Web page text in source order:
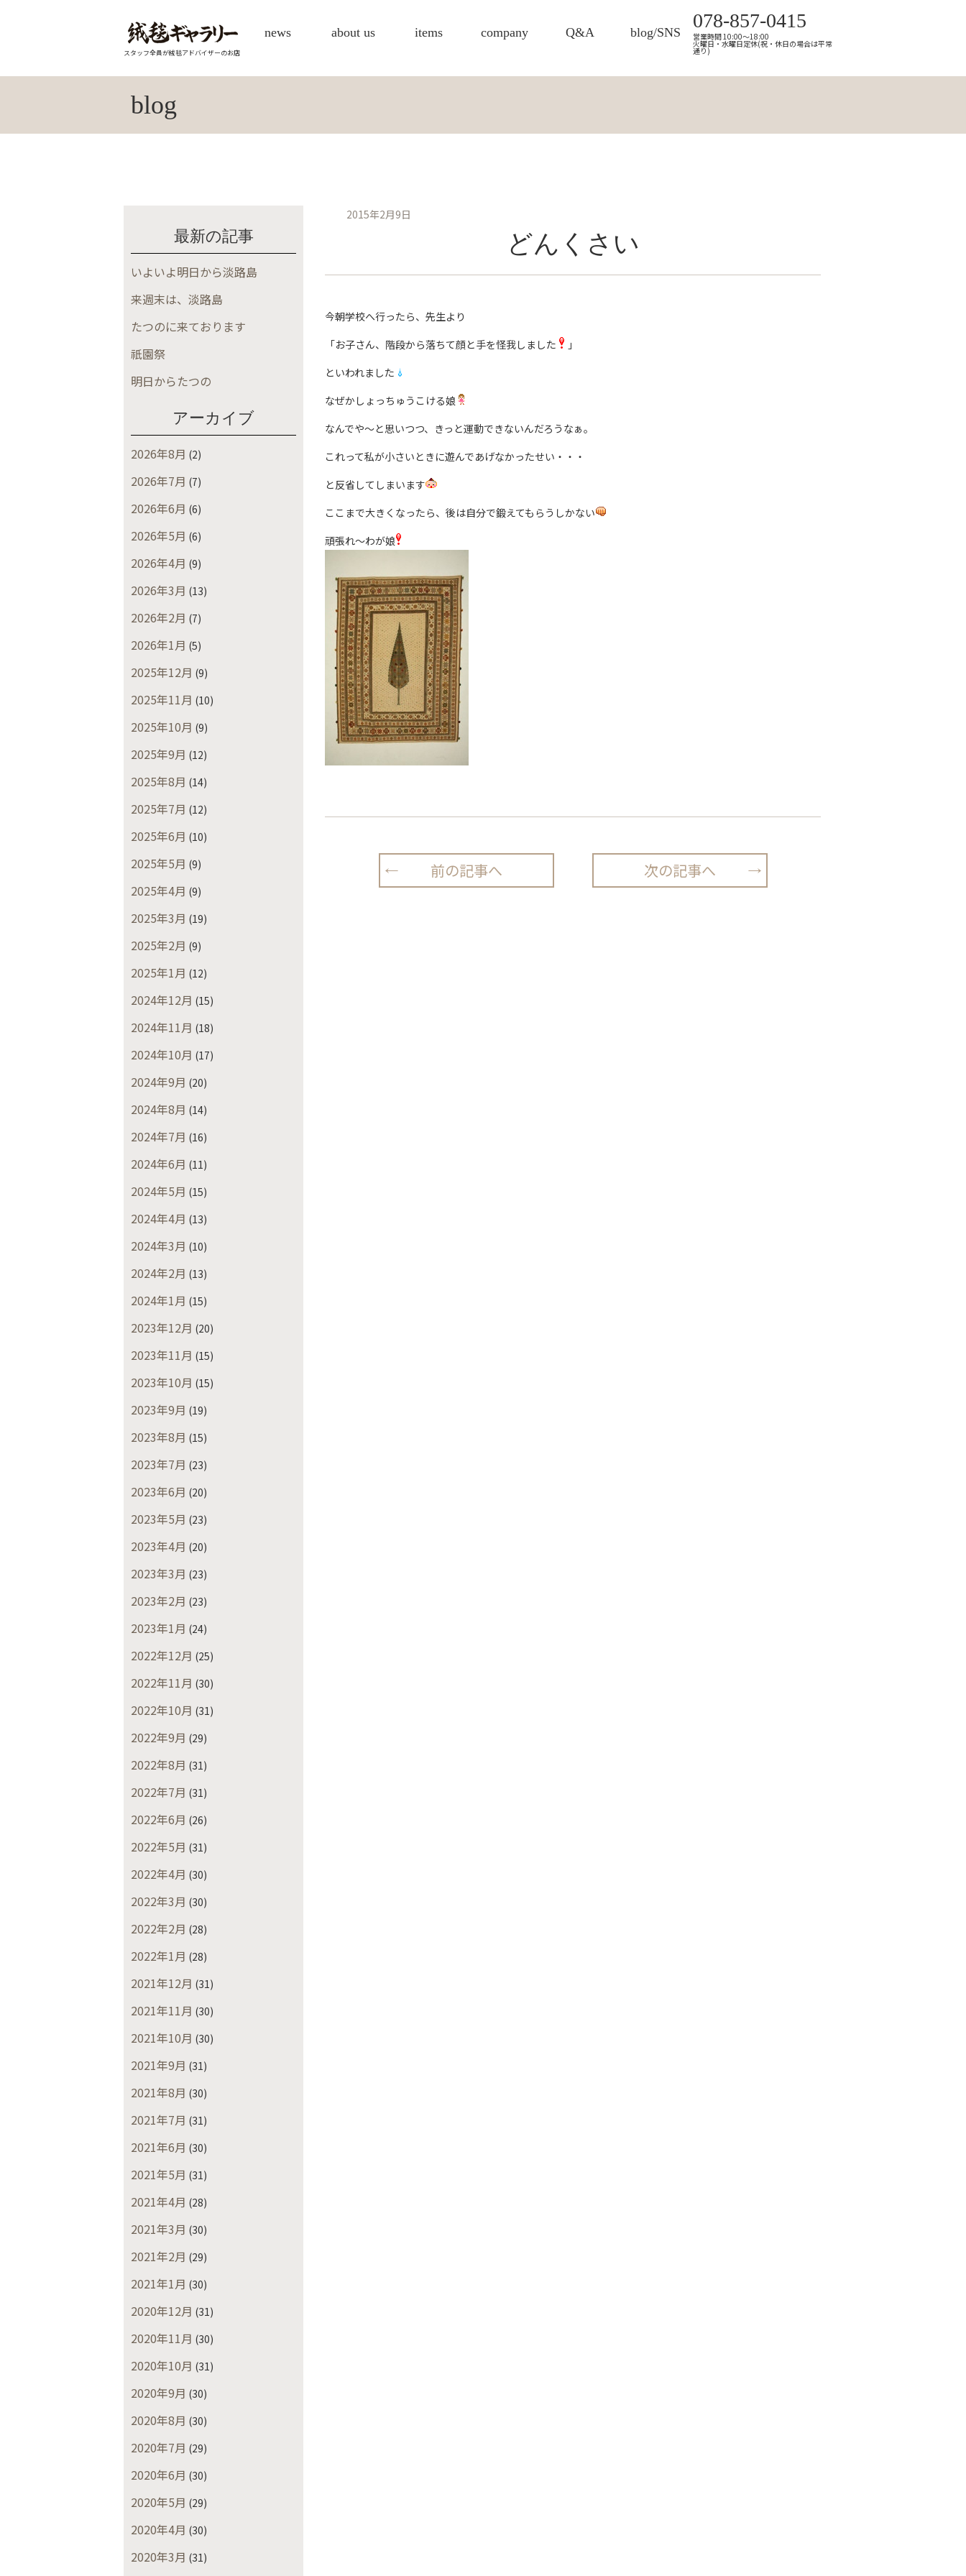
スタッフ全員が絨毯アドバイザーのお店
news about us items company Q&A blog/SNS
078-857-0415
営業時間 10:00～18:00
火曜日・水曜日定休(祝・休日の場合は平常
通り)
blog
最新の記事
いよいよ明日から淡路島
来週末は、淡路島
たつのに来ております
祇園祭
明日からたつの
アーカイブ
2026年8月 (2)
2026年7月 (7)
2026年6月 (6)
2026年5月 (6)
2026年4月 (9)
2026年3月 (13)
2026年2月 (7)
2026年1月 (5)
2025年12月 (9)
2025年11月 (10)
2025年10月 (9)
2025年9月 (12)
2025年8月 (14)
2025年7月 (12)
2025年6月 (10)
2025年5月 (9)
2025年4月 (9)
2025年3月 (19)
2025年2月 (9)
2025年1月 (12)
2024年12月 (15)
2024年11月 (18)
2024年10月 (17)
2024年9月 (20)
2024年8月 (14)
2024年7月 (16)
2024年6月 (11)
2024年5月 (15)
2024年4月 (13)
2024年3月 (10)
2024年2月 (13)
2024年1月 (15)
2023年12月 (20)
2023年11月 (15)
2023年10月 (15)
2023年9月 (19)
2023年8月 (15)
2023年7月 (23)
2023年6月 (20)
2023年5月 (23)
2023年4月 (20)
2023年3月 (23)
2023年2月 (23)
2023年1月 (24)
2022年12月 (25)
2022年11月 (30)
2022年10月 (31)
2022年9月 (29)
2022年8月 (31)
2022年7月 (31)
2022年6月 (26)
2022年5月 (31)
2022年4月 (30)
2022年3月 (30)
2022年2月 (28)
2022年1月 (28)
2021年12月 (31)
2021年11月 (30)
2021年10月 (30)
2021年9月 (31)
2021年8月 (30)
2021年7月 (31)
2021年6月 (30)
2021年5月 (31)
2021年4月 (28)
2021年3月 (30)
2021年2月 (29)
2021年1月 (30)
2020年12月 (31)
2020年11月 (30)
2020年10月 (31)
2020年9月 (30)
2020年8月 (30)
2020年7月 (29)
2020年6月 (30)
2020年5月 (29)
2020年4月 (30)
2020年3月 (31)
2015年2月9日
どんくさい
今朝学校へ行ったら、先生より
「お子さん、階段から落ちて顔と手を怪我しました
」
といわれました
なぜかしょっちゅうこける娘
なんでや〜と思いつつ、きっと運動できないんだろうなぁ。
これって私が小さいときに遊んであげなかったせい・・・
と反省してしまいます
ここまで大きくなったら、後は自分で鍛えてもらうしかない
頑張れ〜わが娘
前の記事へ 次の記事へ